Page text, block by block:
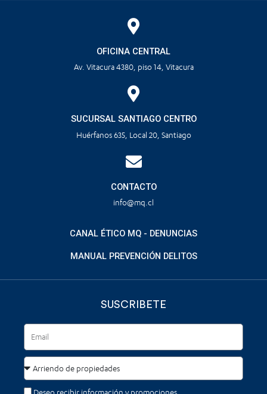
OFICINA CENTRAL
Av. Vitacura 4380, piso 14, Vitacura
SUCURSAL SANTIAGO CENTRO
Huérfanos 635, Local 20, Santiago
CONTACTO
info@mq.cl
CANAL ÉTICO MQ - DENUNCIAS
MANUAL PREVENCIÓN DELITOS
SUSCRIBETE